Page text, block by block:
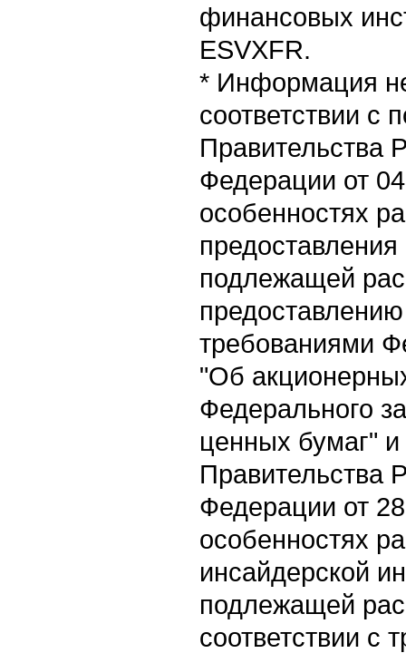
финансовых
ESVXFR.
* Информация
соответствии с
Правительства
Федерации от
особенностях
подлежащей
требованиями
"Об
Федерального
ценных бумаг"
Правительства
Федерации от
особенностях
инсайдерской
подлежащей
соответствии с